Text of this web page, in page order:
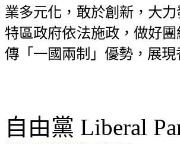
業多元化，敢於創新，大
特區政府依法施政，做好
傳「一國兩制」優勢，展
自由黨 Liberal